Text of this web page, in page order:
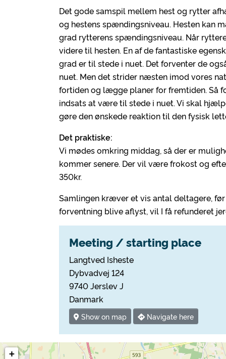
Det gode samspil mellem hest og rytter
og hestens spændingsniveau. Hesten kan
grad rytterens spændingsniveau. Når
videre til hesten. En af de fantastiske
grad er til stede i nuet. Det forventer de
nuet. Men det strider næsten imod vores
fortiden og lægge planer for fremtiden. Så
indsats at være til stede i nuet. Vi skal
gøre den ønskede reaktion til den fysisk
Det praktiske:
Vi mødes omkring middag, så der er
kommer senere. Der vil være frokost og
350kr.
Samlingen kræver et vis antal deltagere,
forventning blive aflyst, vil I få refunderet
Meeting / starting place
Langtved Isheste
Dybvadvej 124
9740 Jerslev J
Danmark
Show on map Navigate here
+